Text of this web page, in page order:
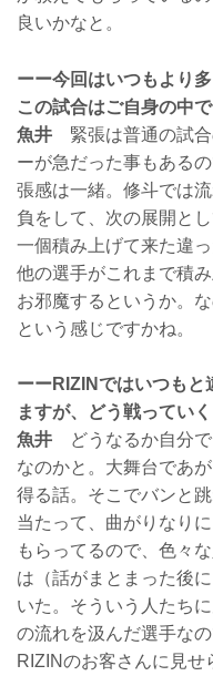
良いかなと。
ーー今回はいつもより
この試合はご自身の中
魚井 緊張は普通の試合
ーが急だった事もある
張感は一緒。修斗では
負をして、次の展開と
一個積み上げて来た違
他の選手がこれまで積
お邪魔するというか。
という感じですかね。
ーーRIZINではいつも
ますが、どう戦っていく
魚井 どうなるか自分で
なのかと。大舞台であ
得る話。そこでバンと
当たって、曲がりなり
もらってるので、色々
は（話がまとまった後
いた。そういう人たち
の流れを汲んだ選手な
RIZINのお客さんに見せ